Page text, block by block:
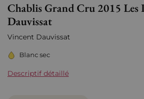
Chablis Grand Cru 2015 Les
Dauvissat
Vincent Dauvissat
Blanc sec
Descriptif détaillé